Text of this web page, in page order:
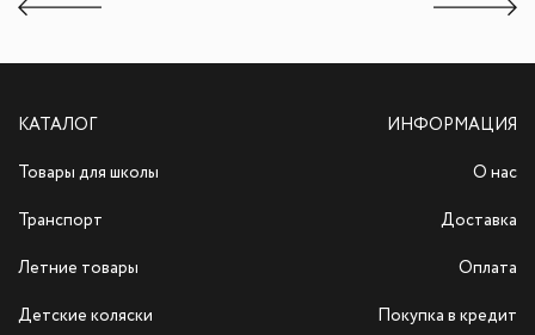
КАТАЛОГ
Товары для школы
Транспорт
Летние товары
Детские коляски
ИНФОРМАЦИЯ
О нас
Доставка
Оплата
Покупка в кредит